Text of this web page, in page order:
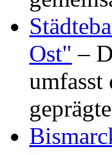
Ost" –
umfasst